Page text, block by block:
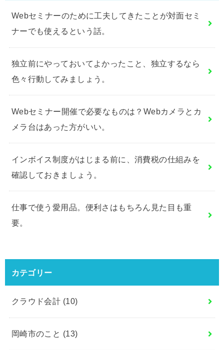
Webセミナーのために工夫してきたことが対面セミ
ナーでも使えるという話。
独立前にやっておいてよかったこと、独立するなら
色々行動してみましょう。
Webセミナー開催で必要なものは？Webカメラとカ
メラ台はあった方がいい。
インボイス制度がはじまる前に、消費税の仕組みを
確認しておきましょう。
仕事で使う愛用品。便利さはもちろん見た目も重
要。
カテゴリー
クラウド会計 (10)
岡崎市のこと (13)